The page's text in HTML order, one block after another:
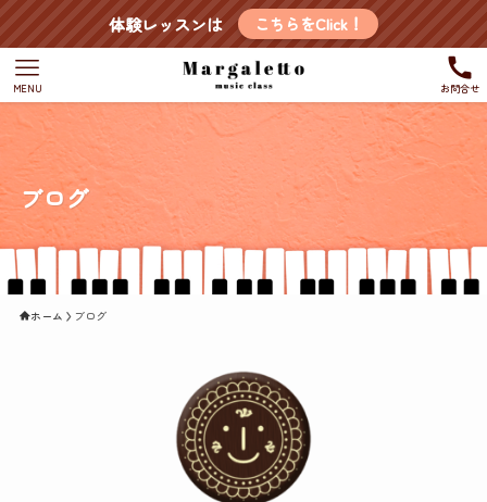
体験レッスンは こちらをClick！
お問合せ
MENU
ブログ
ホーム ブログ